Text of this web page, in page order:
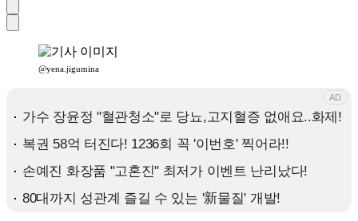
@yena.jigumina